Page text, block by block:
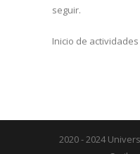
seguir.
Inicio de
2020 - 2024